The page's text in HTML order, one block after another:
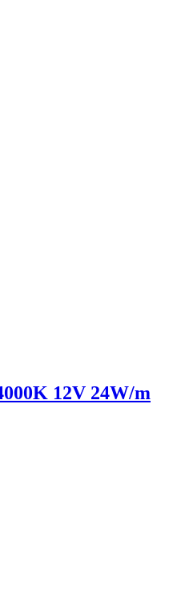
12V 24W/m